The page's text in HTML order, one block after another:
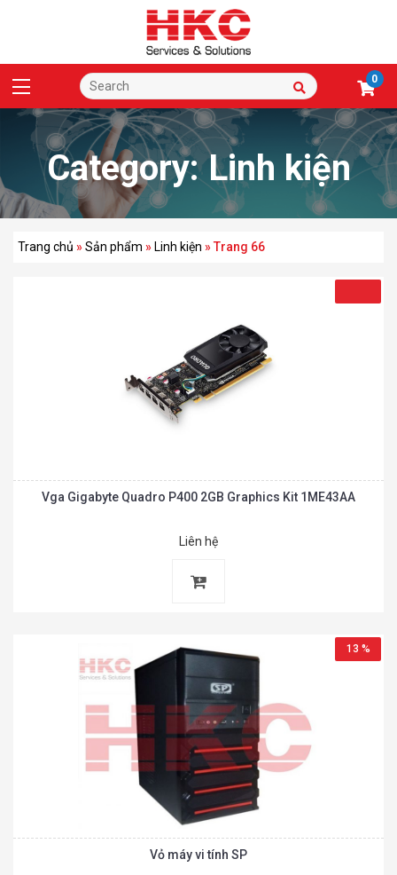
0
Category:Linh kiện
Trang chủ »Sản phẩm » Linh kiện »Trang 66
Vga Gigabyte Quadro P400 2GB Graphics Kit 1ME43AA
Liên hệ
13 %
Vỏ máy vi tính SP